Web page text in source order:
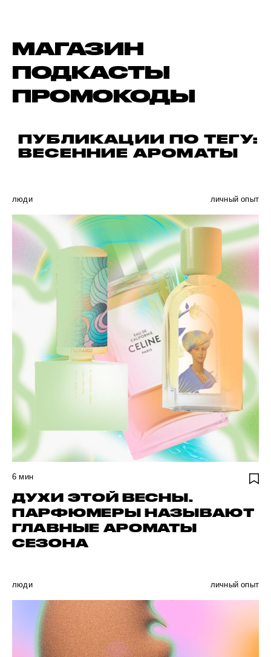
МАГАЗИН
ПОДКАСТЫ
ПРОМОКОДЫ
ПУБЛИКАЦИИ ПО ТЕГУ:
ВЕСЕННИЕ АРОМАТЫ
люди личный опыт
6 мин
ДУХИ ЭТОЙ ВЕСНЫ.
ПАРФЮМЕРЫ НАЗЫВАЮТ
ГЛАВНЫЕ АРОМАТЫ
СЕЗОНА
люди личный опыт